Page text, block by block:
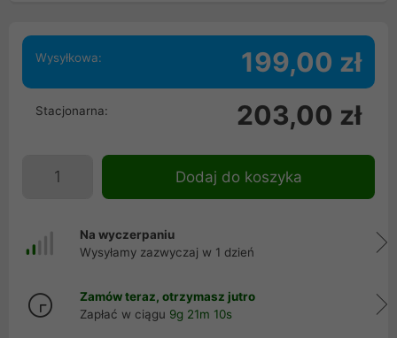
Wysyłkowa: 199,00 zł
Stacjonarna: 203,00 zł
Dodaj do koszyka
Na wyczerpaniu
Wysyłamy zazwyczaj w 1 dzień
Zamów teraz, otrzymasz jutro
Zapłać w ciągu 9g 21m 10s